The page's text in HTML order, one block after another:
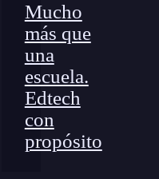
Mucho
más que
una
escuela.
Edtech
con
propósito